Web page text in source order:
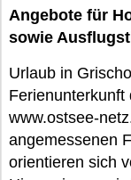
Angebote für
sowie
Urlaub in
Ferienunterkunft
www.ostsee-
angemessenen
orientieren sich